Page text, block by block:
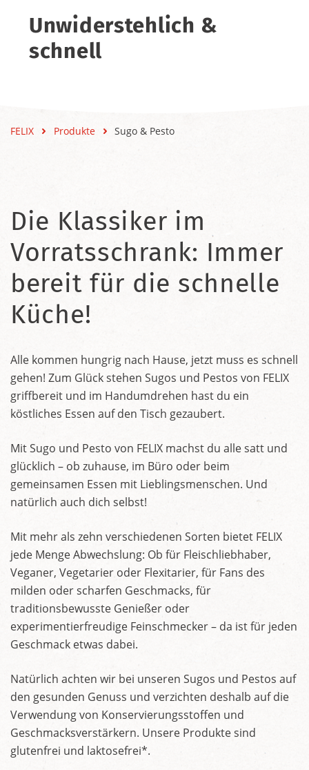
Unwiderstehlich &
schnell
FELIX Produkte Sugo & Pesto
Die Klassiker im
Vorratsschrank: Immer
bereit für die schnelle
Küche!
Alle kommen hungrig nach Hause, jetzt muss es schnell
gehen! Zum Glück stehen Sugos und Pestos von FELIX
griffbereit und im Handumdrehen hast du ein
köstliches Essen auf den Tisch gezaubert.
Mit Sugo und Pesto von FELIX machst du alle satt und
glücklich – ob zuhause, im Büro oder beim
gemeinsamen Essen mit Lieblingsmenschen. Und
natürlich auch dich selbst!
Mit mehr als zehn verschiedenen Sorten bietet FELIX
jede Menge Abwechslung: Ob für Fleischliebhaber,
Veganer, Vegetarier oder Flexitarier, für Fans des
milden oder scharfen Geschmacks, für
traditionsbewusste Genießer oder
experimentierfreudige Feinschmecker – da ist für jeden
Geschmack etwas dabei.
Natürlich achten wir bei unseren Sugos und Pestos auf
den gesunden Genuss und verzichten deshalb auf die
Verwendung von Konservierungsstoffen und
Geschmacksverstärkern. Unsere Produkte sind
glutenfrei und laktosefrei*.